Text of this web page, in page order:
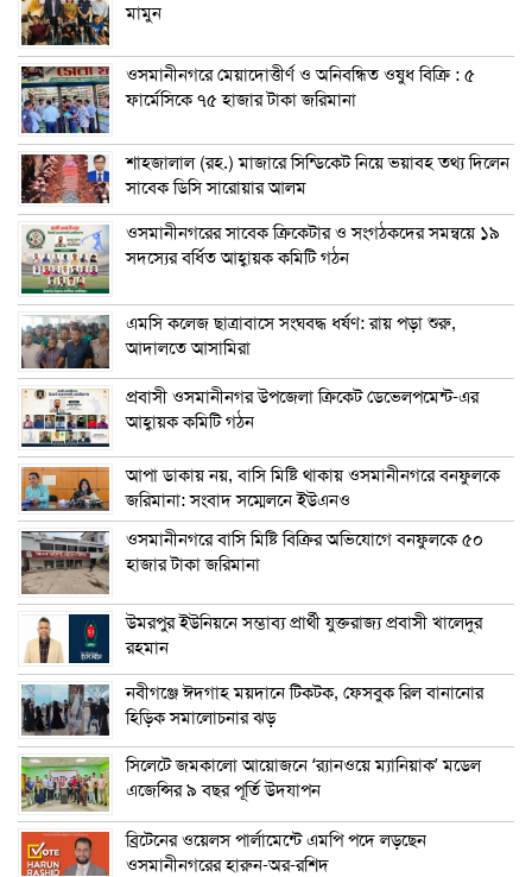
মামুন
ওসমানীনগরে মেয়াদোত্তীর্ণ ও অনিবন্ধিত ওষুধ বিক্রি : ৫
ফার্মেসিকে ৭৫ হাজার টাকা জরিমানা
শাহজালাল (রহ.) মাজারে সিন্ডিকেট নিয়ে ভয়াবহ তথ্য দিলেন
সাবেক ডিসি সারোয়ার আলম
ওসমানীনগরের সাবেক ক্রিকেটার ও সংগঠকদের সমন্বয়ে ১৯
সদস্যের বর্ধিত আহ্বায়ক কমিটি গঠন
এম‌সি কলেজ ছাত্রাবাসে সংঘবদ্ধ ধর্ষণ: রায় পড়া শুরু,
আদালতে আসামিরা
প্রবাসী ওসমানীনগর উপজেলা ক্রিকেট ডেভেলপমেন্ট-এর
আহ্বায়ক কমিটি গঠন
আপা ডাকায় নয়, বাসি মিষ্টি থাকায় ওসমানীনগরে বনফুলকে
জরিমানা: সংবাদ সম্মেলনে ইউএনও
ওসমানীনগরে বাসি মিষ্টি বিক্রির অভিযোগে বনফুলকে ৫০
হাজার টাকা জরিমানা
উমরপুর ইউনিয়নে সম্ভাব্য প্রার্থী যুক্তরাজ্য প্রবাসী খালেদুর
রহমান
নবীগঞ্জে ঈদগাহ ময়দানে টিকটক, ফেসবুক রিল বানানোর
হিড়িক সমালোচনার ঝড়
সিলেটে জমকালো আয়োজনে ‘র‍্যানওয়ে ম্যানিয়াক’ মডেল
এজেন্সির ৯ বছর পূর্তি উদযাপন
ব্রিটেনের ওয়েলস পার্লামেন্টে এমপি পদে লড়ছেন
ওসমানীনগরের হারুন-অর-রশিদ